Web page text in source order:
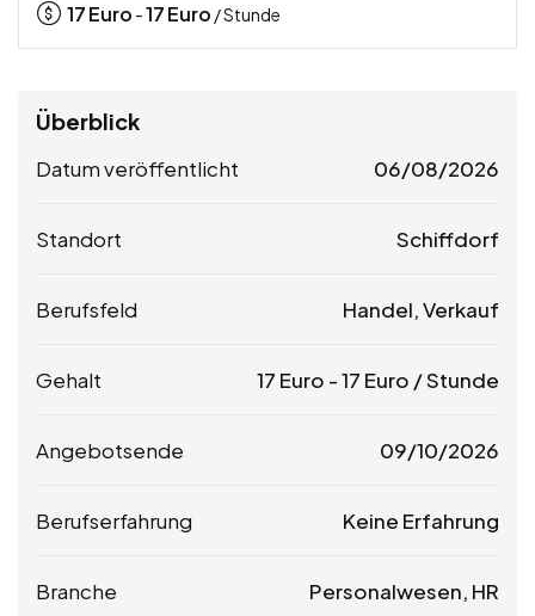
17Euro -17Euro / Stunde
Überblick
Datum veröffentlicht 06/08/2026
Standort Schiffdorf
Berufsfeld Handel, Verkauf
Gehalt 17 Euro -17 Euro / Stunde
Angebotsende 09/10/2026
Berufserfahrung Keine Erfahrung
Branche Personalwesen, HR